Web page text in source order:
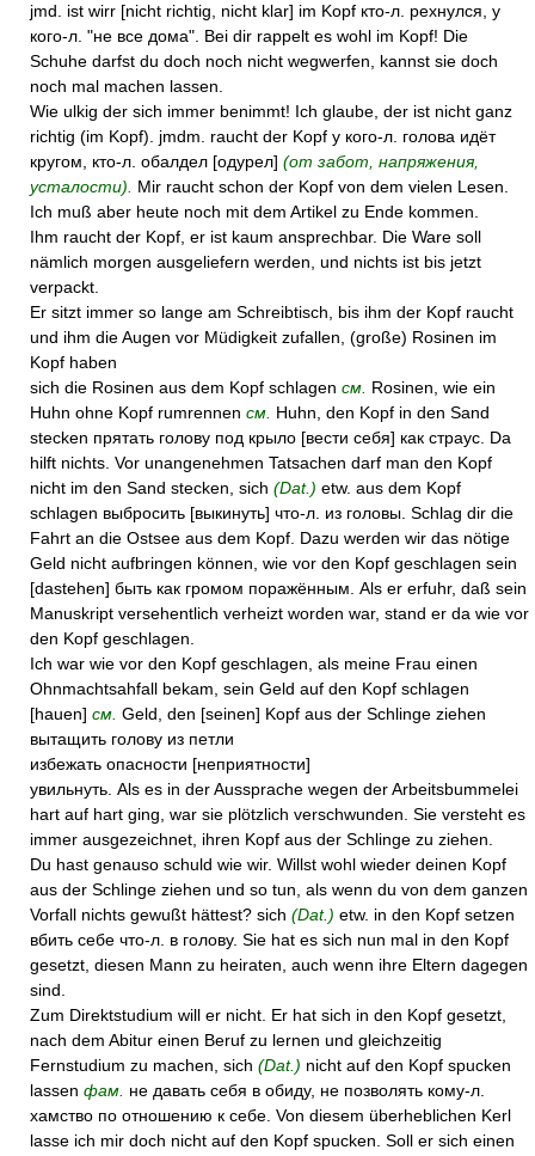
jmd. ist wirr [nicht richtig, nicht klar] im Kopf кто-л. рехнулся, у
кого-л. "не все дома". Bei dir rappelt es wohl im Kopf! Die
Schuhe darfst du doch noch nicht wegwerfen, kannst sie doch
noch mal machen lassen.
Wie ulkig der sich immer benimmt! Ich glaube, der ist nicht ganz
richtig (im Kopf). jmdm. raucht der Kopf у кого-л. голова идёт
кругом, кто-л. обалдел [одурел] (от забот, напряжения,
усталости).
Mir raucht schon der Kopf von dem vielen Lesen.
Ich muß aber heute noch mit dem Artikel zu Ende kommen.
Ihm raucht der Kopf, er ist kaum ansprechbar. Die Ware soll
nämlich morgen ausgeliefern werden, und nichts ist bis jetzt
verpackt.
Er sitzt immer so lange am Schreibtisch, bis ihm der Kopf raucht
und ihm die Augen vor Müdigkeit zufallen, (große) Rosinen im
Kopf haben
sich die Rosinen aus dem Kopf schlagen см. Rosinen, wie ein
Huhn ohne Kopf rumrennen см. Huhn, den Kopf in den Sand
stecken прятать голову под крыло [вести себя] как страус. Da
hilft nichts. Vor unangenehmen Tatsachen darf man den Kopf
nicht im den Sand stecken, sich (Dat.) etw. aus dem Kopf
schlagen выбросить [выкинуть] что-л. из головы. Schlag dir die
Fahrt an die Ostsee aus dem Kopf. Dazu werden wir das nötige
Geld nicht aufbringen können, wie vor den Kopf geschlagen sein
[dastehen] быть как громом поражённым. Als er erfuhr, daß sein
Manuskript versehentlich verheizt worden war, stand er da wie vor
den Kopf geschlagen.
Ich war wie vor den Kopf geschlagen, als meine Frau einen
Ohnmachtsahfall bekam, sein Geld auf den Kopf schlagen
[hauen] см. Geld, den [seinen] Kopf aus der Schlinge ziehen
вытащить голову из петли
избежать опасности [неприятности]
увильнуть. Als es in der Aussprache wegen der Arbeitsbummelei
hart auf hart ging, war sie plötzlich verschwunden. Sie versteht es
immer ausgezeichnet, ihren Kopf aus der Schlinge zu ziehen.
Du hast genauso schuld wie wir. Willst wohl wieder deinen Kopf
aus der Schlinge ziehen und so tun, als wenn du von dem ganzen
Vorfall nichts gewußt hättest? sich (Dat.) etw. in den Kopf setzen
вбить себе что-л. в голову. Sie hat es sich nun mal in den Kopf
gesetzt, diesen Mann zu heiraten, auch wenn ihre Eltern dagegen
sind.
Zum Direktstudium will er nicht. Er hat sich in den Kopf gesetzt,
nach dem Abitur einen Beruf zu lernen und gleichzeitig
Fernstudium zu machen, sich (Dat.) nicht auf den Kopf spucken
lassen фам. не давать себя в обиду, не позволять кому-л.
хамство по отношению к себе. Von diesem überheblichen Kerl
lasse ich mir doch nicht auf den Kopf spucken. Soll er sich einen